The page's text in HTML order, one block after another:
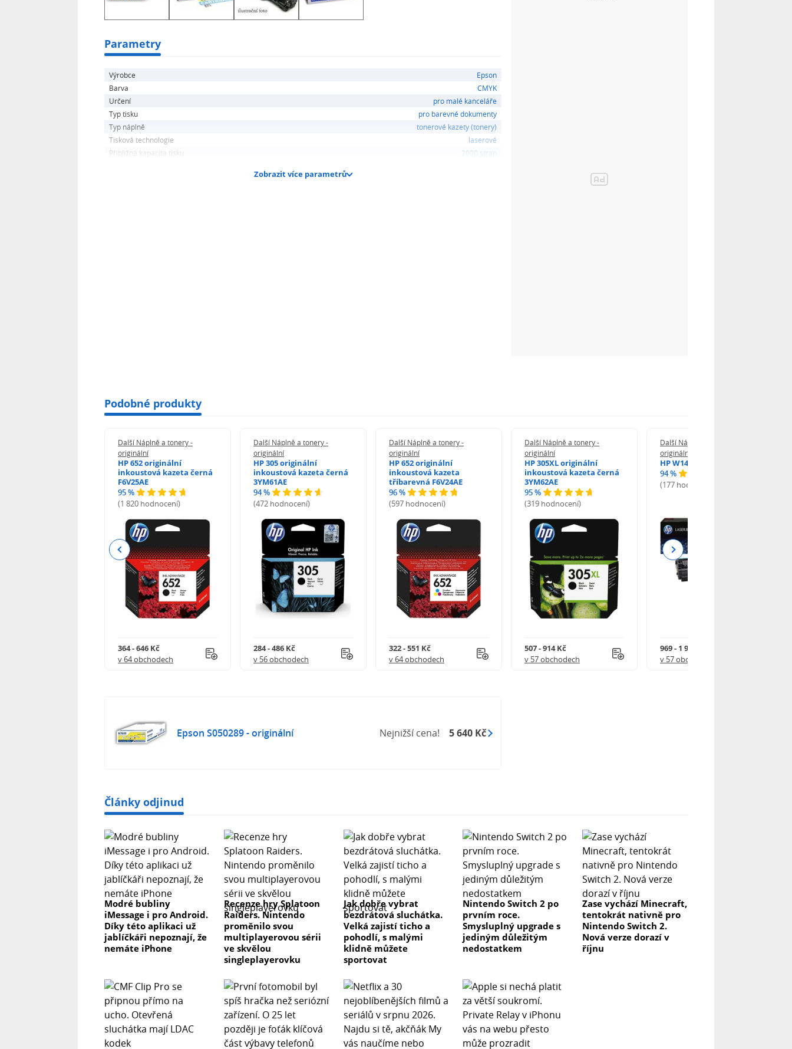
Parametry
Výrobce
Epson
Barva
CMYK
Určení
pro malé kanceláře
Typ tisku
pro barevné dokumenty
Typ náplně
tonerové kazety (tonery)
Tisková technologie
laserové
Přibližná kapacita tisku
2000 stran
Zobrazit více parametrů
Podobné produkty
Další Náplně a tonery -
originální
HP 652 originální
inkoustová kazeta černá
F6V25AE
95 %
(1 820 hodnocení)
364 - 646 Kč
v 64 obchodech
Další Náplně a tonery -
originální
HP 305 originální
inkoustová kazeta černá
3YM61AE
94 %
(472 hodnocení)
284 - 486 Kč
v 56 obchodech
Další Náplně a tonery -
originální
HP 652 originální
inkoustová kazeta
tříbarevná F6V24AE
96 %
(597 hodnocení)
322 - 551 Kč
v 64 obchodech
Další Náplně a tonery -
originální
HP 305XL originální
inkoustová kazeta černá
3YM62AE
95 %
(319 hodnocení)
507 - 914 Kč
v 57 obchodech
Další Náplně a tonery -
originální
HP W1420A - originální
94 %
(177 hodnocení)
969 - 1 918 Kč
v 57 obchodech
Previous Next
Epson S050289 - originální Nejnižší cena! 5 640 Kč
Články odjinud
Modré bubliny
iMessage i pro Android.
Díky této aplikaci už
jablíčkáři nepoznají, že
nemáte iPhone
Recenze hry Splatoon
Raiders. Nintendo
proměnilo svou
multiplayerovou sérii
ve skvělou
singleplayerovku
Jak dobře vybrat
bezdrátová sluchátka.
Velká zajistí ticho a
pohodlí, s malými
klidně můžete
sportovat
Nintendo Switch 2 po
prvním roce.
Smysluplný upgrade s
jediným důležitým
nedostatkem
Zase vychází Minecraft,
tentokrát nativně pro
Nintendo Switch 2.
Nová verze dorazí v
říjnu